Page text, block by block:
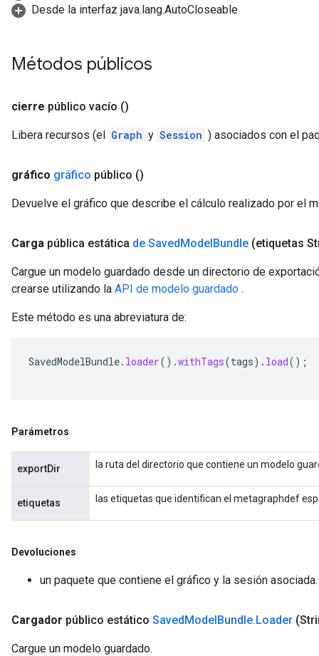
Desde la interfaz java.lang.AutoCloseable
Métodos públicos
cierre público vacío ()
Libera recursos (el Graph y Session ) asociados con el
gráfico gráfico público ()
Devuelve el gráfico que describe el cálculo realizado por el
Carga pública estática de SavedModelBundle (etiquetas
Cargue un modelo guardado desde un directorio de
crearse utilizando la API de modelo guardado .
Este método es una abreviatura de:
SavedModelBundle. loader().withTags(tags). load();
Parámetros
exportDir la ruta del directorio que contiene un modelo
etiquetas las etiquetas que identifican el metagraphdef
Devoluciones
un paquete que contiene el gráfico y la sesión asociada.
Cargador público estático SavedModelBundle.Loader
Cargue un modelo guardado.